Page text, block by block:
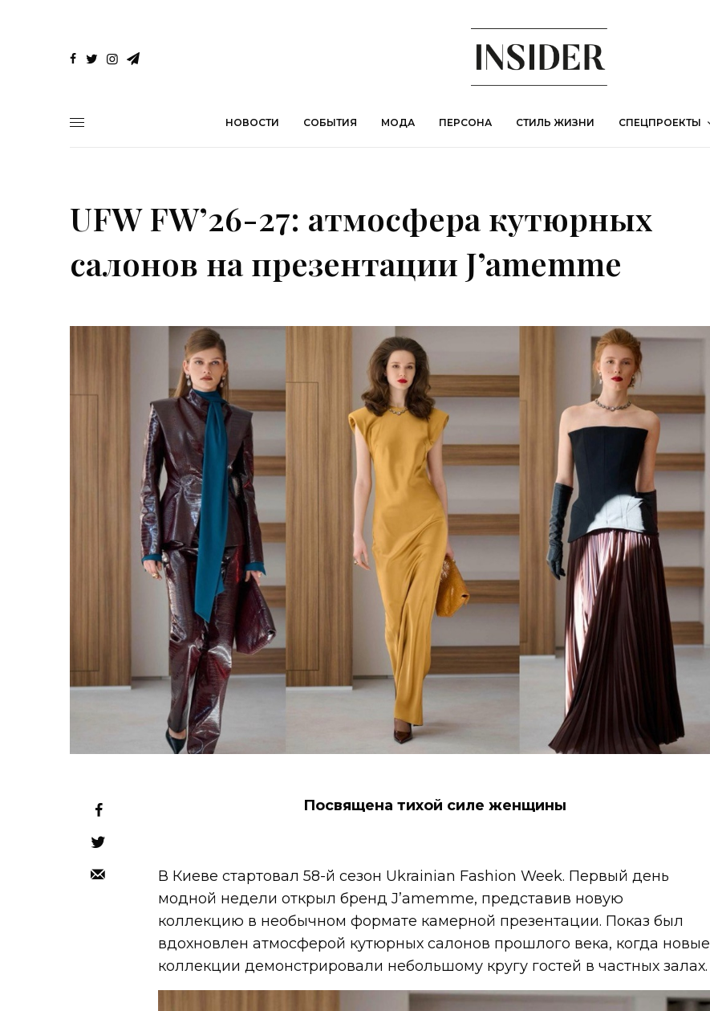
НОВОСТИ СОБЫТИЯ МОДА ПЕРСОНА СТИЛЬ ЖИЗНИ СПЕЦПРОЕКТЫ
UFW FW’26-27: атмосфера кутюрных
салонов на презентации J’amemme
Посвящена тихой силе женщины
В Киеве стартовал 58-й сезон Ukrainian Fashion Week. Первый день
модной недели открыл бренд J’amemme, представив новую
коллекцию в необычном формате камерной презентации. Показ был
вдохновлен атмосферой кутюрных салонов прошлого века, когда новые
коллекции демонстрировали небольшому кругу гостей в частных залах.